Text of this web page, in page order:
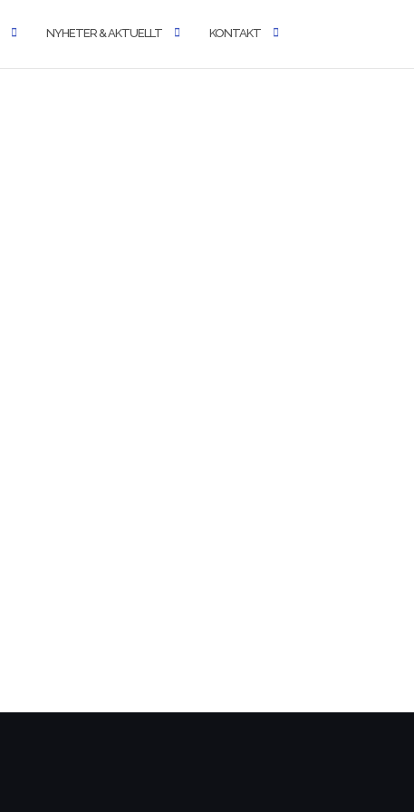
NYHETER & AKTUELLT KONTAKT